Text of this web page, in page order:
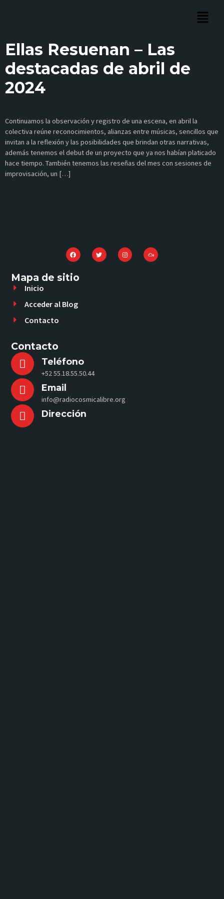
Ellas Resuenan – Las
destacadas de abril de
2024
Continuamos la observación y registro de una escena, en abril la
colectiva reúne reconocimientos, alianzas entre músicas, sencillos que
invitan a la reflexión y las posibilidades que brindan otras narrativas,
además tenemos el debut de un proyecto que ya nos habían platicado
hace tiempo. También tenemos las reseñas del mes con sesiones de
improvisación, un […]
Mapa de sitio
Inicio
Acceder al Blog
Contacto
Contacto
Teléfono
+52 55.18.55.50.44
Email
info@radiocosmicalibre.org
Dirección